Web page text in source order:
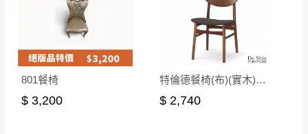
801餐椅
$ 3,200
特倫德餐椅(布)(實木)(MI-469)
$ 2,740